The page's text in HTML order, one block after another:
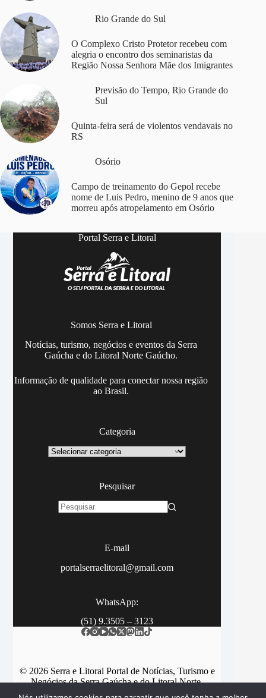
Rio Grande do Sul
O Complexo Cristo Protetor recebeu com
alegria o encontro dos seminaristas da
Região Nossa Senhora Mãe dos Imigrantes
Previsão do Tempo, Rio Grande do
Sul
Quinta-feira será de violentos vendavais no
RS
Osório
Campo de treinamento do Gepol recebe
nome de Luis Pedro, menino de 9 anos que
morreu após atropelamento em Osório
Portal Serra e Litoral
Somos Serra e Litoral
Notícias, turismo, negócios e eventos da Serra
Gaúcha e do Litoral Norte Gaúcho.
Informação de qualidade para conectar nossa região
ao Brasil.
Categoria
Categoria
Pesquisar
E-mail
portalserraelitoral@gmail.com
WhatsApp:
(51) 9.3505 – 3123
© 2026 Serra e Litoral Portal de Notícias, Turismo e
Negócios da Serra Gaúcha e do Litoral Norte.